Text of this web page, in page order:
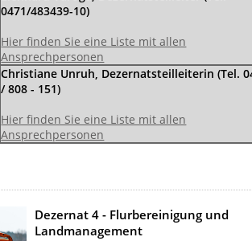
0471/483439-10)
Hier finden Sie eine Liste mit allen
Ansprechpersonen
Christiane Unruh, Dezernatsteilleiterin (Tel.
/ 808 - 151)
Hier finden Sie eine Liste mit allen
Ansprechpersonen
Dezernat 4 - Flurbereinigung und
Landmanagement